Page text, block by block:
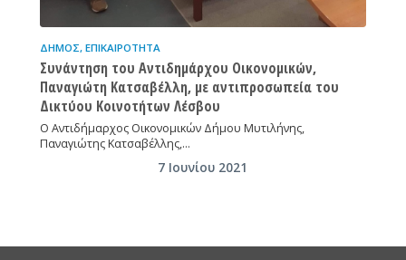
ΔΉΜΟΣ, ΕΠΙΚΑΙΡΌΤΗΤΑ
Συνάντηση του Αντιδημάρχου Οικονομικών,
Παναγιώτη Κατσαβέλλη, με αντιπροσωπεία του
Δικτύου Κοινοτήτων Λέσβου
Ο Αντιδήμαρχος Οικονομικών Δήμου Μυτιλήνης,
Παναγιώτης Κατσαβέλλης,…
7 Ιουνίου 2021